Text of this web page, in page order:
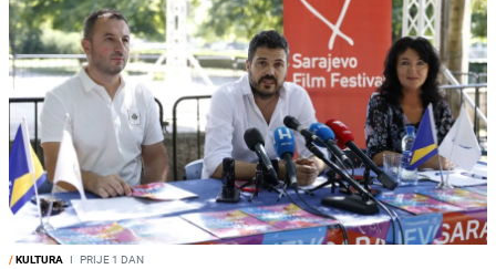
/KULTURA I PRIJE 1 DAN